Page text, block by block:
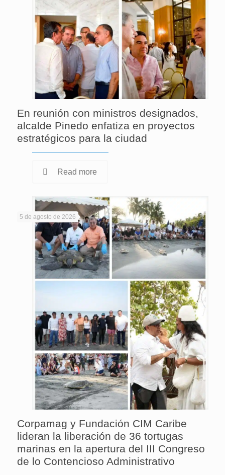
En reunión con ministros designados,
alcalde Pinedo enfatiza en proyectos
estratégicos para la ciudad
Read more
5 de agosto de 2026
Corpamag y Fundación CIM Caribe
lideran la liberación de 36 tortugas
marinas en la apertura del III Congreso
de lo Contencioso Administrativo